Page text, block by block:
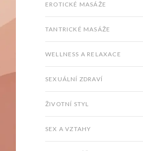
EROTICKÉ MASÁŽE
TANTRICKÉ MASÁŽE
WELLNESS A RELAXACE
SEXUÁLNÍ ZDRAVÍ
ŽIVOTNÍ STYL
SEX A VZTAHY